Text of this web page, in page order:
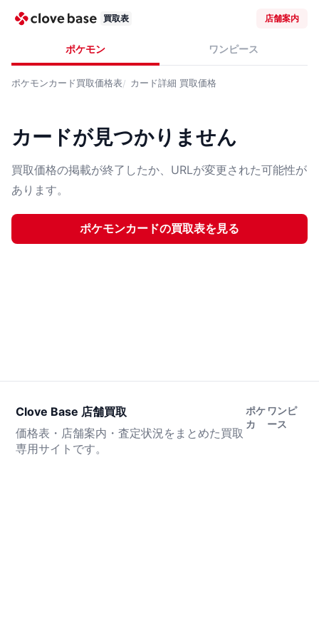
買取表 店舗案内
ポケモン ワンピース
ポケモンカード買取価格表 カード詳細 買取価格
カードが見つかりません
買取価格の掲載が終了したか、URLが変更された可能性が
あります。
ポケモンカードの買取表を見る
Clove Base 店舗買取
価格表・店舗案内・査定状況をまとめた買取
専用サイトです。
ポケ
カ
ワンピ
ース